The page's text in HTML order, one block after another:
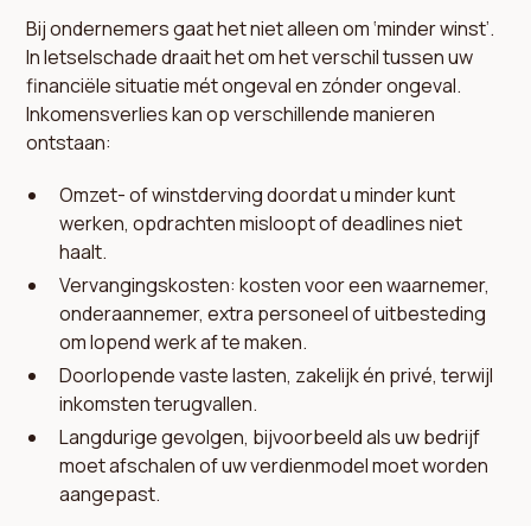
Bij ondernemers gaat het niet alleen om ‘minder winst’.
In letselschade draait het om het verschil tussen uw
financiële situatie mét ongeval en zónder ongeval.
Inkomensverlies kan op verschillende manieren
ontstaan:
Omzet- of winstderving doordat u minder kunt
werken, opdrachten misloopt of deadlines niet
haalt.
Vervangingskosten: kosten voor een waarnemer,
onderaannemer, extra personeel of uitbesteding
om lopend werk af te maken.
Doorlopende vaste lasten, zakelijk én privé, terwijl
inkomsten terugvallen.
Langdurige gevolgen, bijvoorbeeld als uw bedrijf
moet afschalen of uw verdienmodel moet worden
aangepast.